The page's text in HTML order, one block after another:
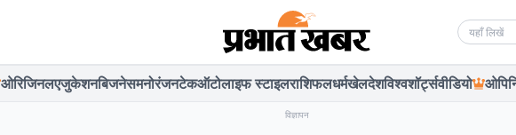
Search
ओरिजिनलएजुकेशनबिजनेसमनोरंजनटेकऑटोलाइफ स्टाइलराशिफलधर्मखेलदेशविश्वशॉर्ट्सवीडियो
विज्ञापन